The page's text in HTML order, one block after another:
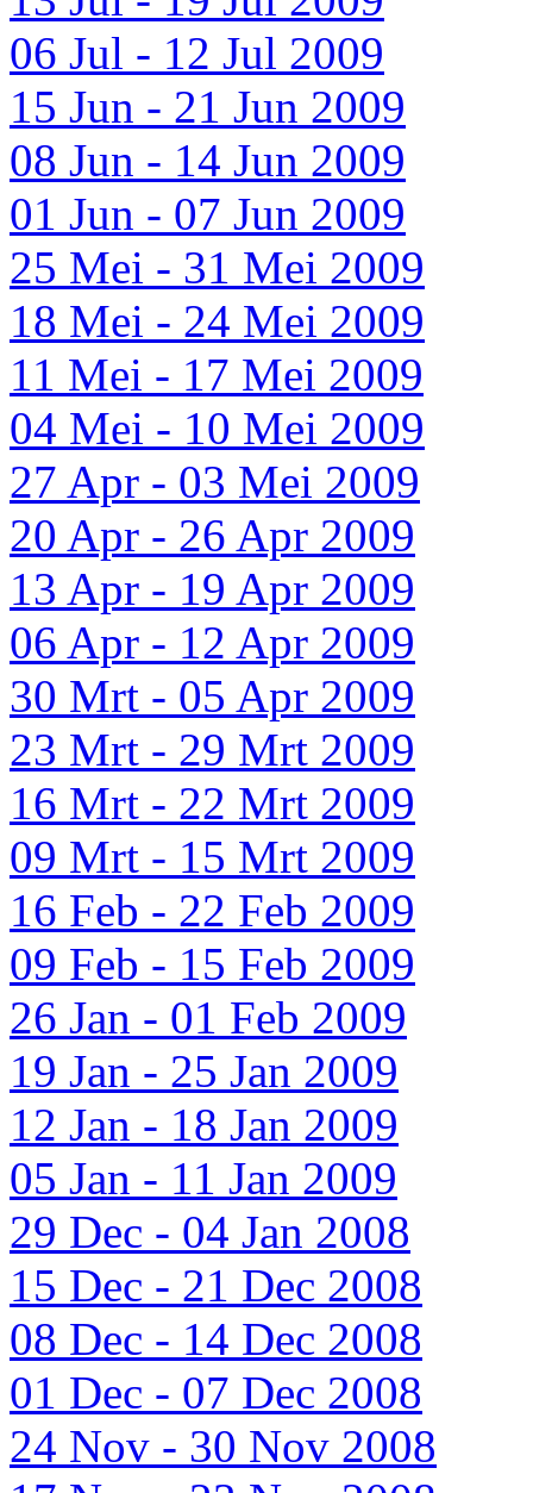
06 Jul - 12 Jul 2009
15 Jun - 21 Jun 2009
08 Jun - 14 Jun 2009
01 Jun - 07 Jun 2009
25 Mei - 31 Mei 2009
18 Mei - 24 Mei 2009
11 Mei - 17 Mei 2009
04 Mei - 10 Mei 2009
27 Apr - 03 Mei 2009
20 Apr - 26 Apr 2009
13 Apr - 19 Apr 2009
06 Apr - 12 Apr 2009
30 Mrt - 05 Apr 2009
23 Mrt - 29 Mrt 2009
16 Mrt - 22 Mrt 2009
09 Mrt - 15 Mrt 2009
16 Feb - 22 Feb 2009
09 Feb - 15 Feb 2009
26 Jan - 01 Feb 2009
19 Jan - 25 Jan 2009
12 Jan - 18 Jan 2009
05 Jan - 11 Jan 2009
29 Dec - 04 Jan 2008
15 Dec - 21 Dec 2008
08 Dec - 14 Dec 2008
01 Dec - 07 Dec 2008
24 Nov - 30 Nov 2008